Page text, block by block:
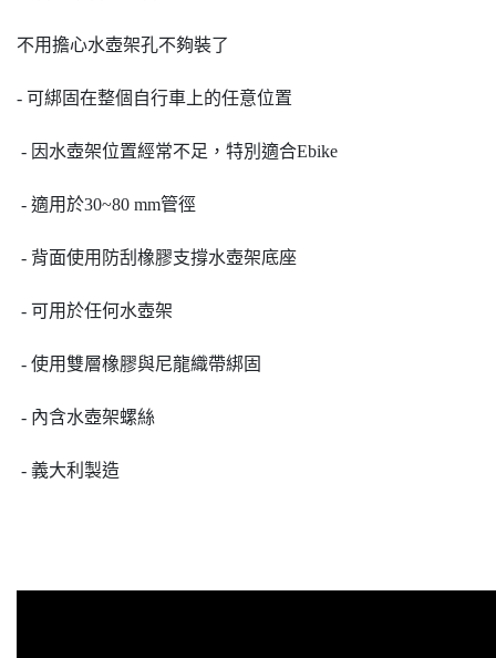
不用擔心水壺架孔不夠裝了
- 可綁固在整個自行車上的任意位置
- 因水壺架位置經常不足，特別適合Ebike
- 適用於30~80 mm管徑
- 背面使用防刮橡膠支撐水壺架底座
- 可用於任何水壺架
- 使用雙層橡膠與尼龍織帶綁固
- 內含水壺架螺絲
- 義大利製造